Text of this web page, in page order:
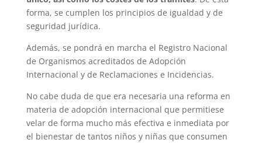
forma, se cumplen los principios de igualdad y de
seguridad jurídica.
Además, se pondrá en marcha el Registro Nacional
de Organismos acreditados de Adopción
Internacional y de Reclamaciones e Incidencias.
No cabe duda de que era necesaria una reforma en
materia de adopción internacional que permitiese
velar de forma mucho más efectiva e inmediata por
el bienestar de tantos niños y niñas que consumen